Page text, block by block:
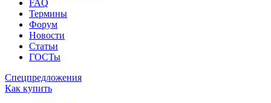
FAQ
Термины
Форум
Новости
Статьи
ГОСТы
Спецпредложения
Как купить